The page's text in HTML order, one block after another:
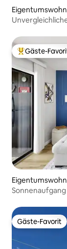
Beliebter
Gäste-
Gäste-Favorit
Gäste-Favorit